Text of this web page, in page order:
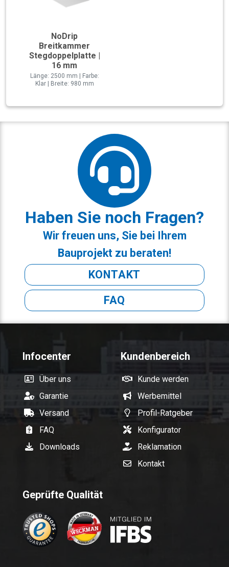
NoDrip
Breitkammer
Stegdoppelplatte |
16 mm
Länge: 2500 mm | Farbe:
Klar | Breite: 980 mm
Haben Sie noch Fragen?
Wir freuen uns, Sie bei Ihrem
Bauprojekt zu beraten!
KONTAKT
FAQ
Infocenter
Über uns
Garantie
Versand
FAQ
Downloads
Kundenbereich
Kunde werden
Werbemittel
Profil-Ratgeber
Konfigurator
Reklamation
Kontakt
Geprüfte Qualität